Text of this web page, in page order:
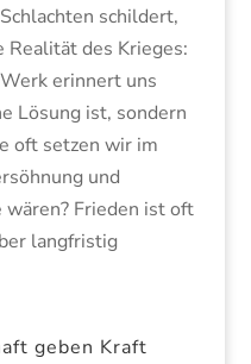
schildert,
Realität des Krieges:
erinnert uns
Lösung ist, sondern
oft setzen wir im
und
Frieden ist oft
langfristig
geben Kraft